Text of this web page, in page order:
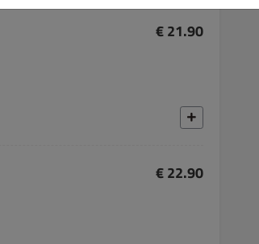
€ 21.90
€ 22.90